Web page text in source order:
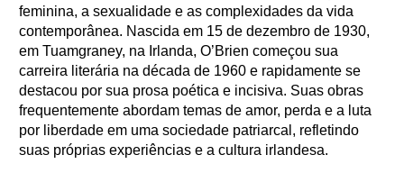
feminina, a sexualidade e as complexidades da vida
contemporânea. Nascida em 15 de dezembro de 1930,
em Tuamgraney, na Irlanda, O’Brien começou sua
carreira literária na década de 1960 e rapidamente se
destacou por sua prosa poética e incisiva. Suas obras
frequentemente abordam temas de amor, perda e a luta
por liberdade em uma sociedade patriarcal, refletindo
suas próprias experiências e a cultura irlandesa.